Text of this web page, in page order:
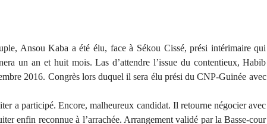
Ansou Kaba a été élu, face à Sékou Cissé, prési intérimaire qui
un an et huit mois. Las d’attendre l’issue du contentieux, Habib
2016. Congrès lors duquel il sera élu prési du CNP-Guinée avec
a participé. Encore, malheureux candidat. Il retourne négocier avec
enfin reconnue à l’arrachée. Arrangement validé par la Basse-cour